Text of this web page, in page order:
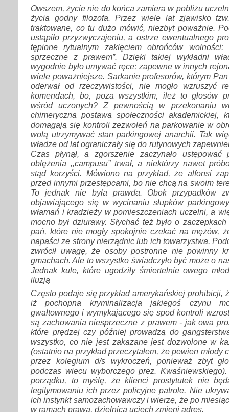
Owszem, życie nie do końca zamiera w pobliżu
życia godny filozofa. Przez wiele lat zjawisko tzw.
traktowane, co tu dużo mówić, niezbyt poważnie.
ustąpiło przyzwyczajeniu, a ostrze ewentualnego
tępione rytualnym zaklęciem obrońców
sprzeczne z prawem”. Dzięki takiej wykładni
wygodnie było umywać ręce; zapewne w innych
wiele poważniejsze. Sarkanie profesorów, którym
oderwał od rzeczywistości, nie mogło wzruszyć
komendach, bo, poza wszystkim, ileż to głosów
wśród uczonych? Z pewnością w przekonaniu
chimeryczna postawa społeczności akademickiej,
domagają się kontroli zezwoleń na parkowanie w
wolą utrzymywać stan parkingowej anarchii. Tak
władze od lat ograniczały się do rutynowych
Czas płynął, a zgorszenie zaczynało ustępować
oblężenia ,,campusu” trwał, a niektórzy nawet
stąd korzyści. Mówiono na przykład, że alfonsi
przed innymi przestępcami, bo nie chcą na swoim
To jednak nie była prawda. Obok przypadków
objawiającego się w wycinaniu słupków
włamań i kradzieży w pomieszczeniach uczelni, a
mocno był dziurawy. Słychać też było o
pań, które nie mogły spokojnie czekać na mężów,
napaści ze strony nierządnic lub ich towarzystwa.
zwrócił uwagę, że osoby postronne nie powinny
gmachach. Ale to wszystko świadczyło być może o
Jednak kule, które ugodziły śmiertelnie owego
iluzją
Często podaje się przykład amerykańskiej prohibicji,
iż pochopna kryminalizacja jakiegoś czynu
gwałtownego i wymykającego się spod kontroli
są zachowania niesprzeczne z prawem - jak owa
które prędzej czy później prowadzą do
wszystko, co nie jest zakazane jest dozwolone w
(ostatnio na przykład przeczytałem, że pewien młody
przez kolegium d/s wykroczeń, ponieważ zbyt
podczas wiecu wyborczego prez.
porządku, to myślę, że klienci prostytutek nie
legitymowaniu ich przez policyjne patrole. Nie
ich instynkt samozachowawczy i wierzę, że po
w ramach prawa, dzielnica uciech zmieni adres.